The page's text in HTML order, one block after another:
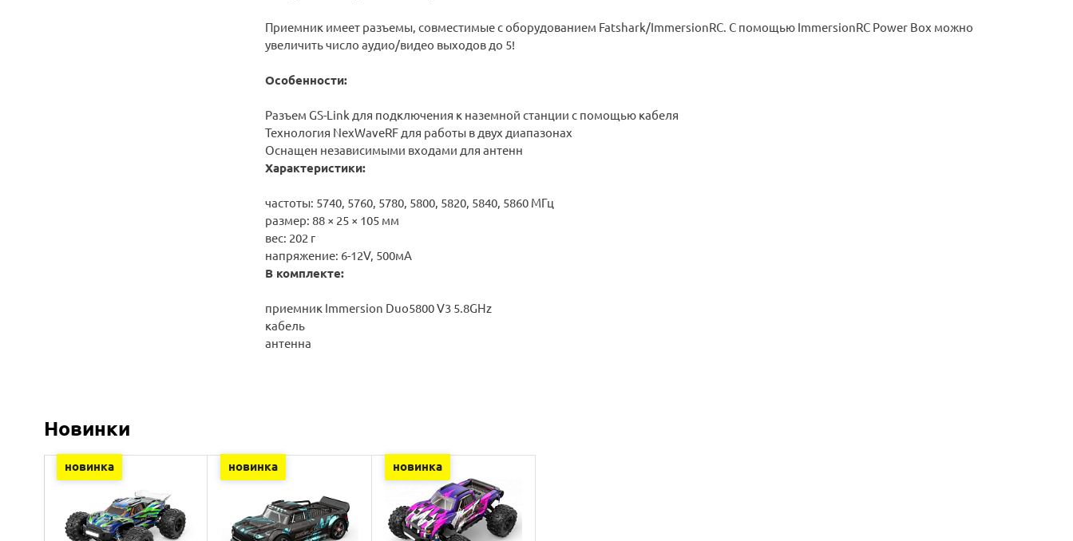
Приемник имеет разъемы, совместимые с оборудованием Fatshark/ImmersionRC. С помощью ImmersionRC Power Box можно
увеличить число аудио/видео выходов до 5!
Особенности:
Разъем GS-Link для подключения к наземной станции с помощью кабеля
Технология NexWaveRF для работы в двух диапазонах
Оснащен независимыми входами для антенн
Характеристики:
частоты: 5740, 5760, 5780, 5800, 5820, 5840, 5860 МГц
размер: 88 × 25 × 105 мм
вес: 202 г
напряжение: 6-12V, 500мА
В комплекте:
приемник Immersion Duo5800 V3 5.8GHz
кабель
антенна
Новинки
новинка новинка новинка